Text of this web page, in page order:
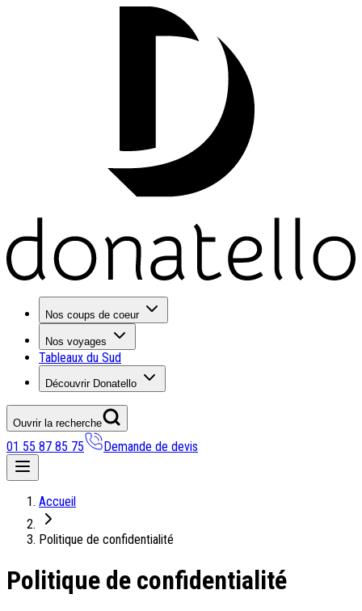
Nos coups de coeur
Nos voyages
Tableaux du Sud
Découvrir Donatello
Ouvrir la recherche
01 55 87 85 75 Demande de devis
Nos coups de coeur
On adore
Notre nouveauté : Madère douceur Atlantique
Séjour en amoureux : Acacia Marina
Accueil
Politique de confidentialité
Politique de confidentialité